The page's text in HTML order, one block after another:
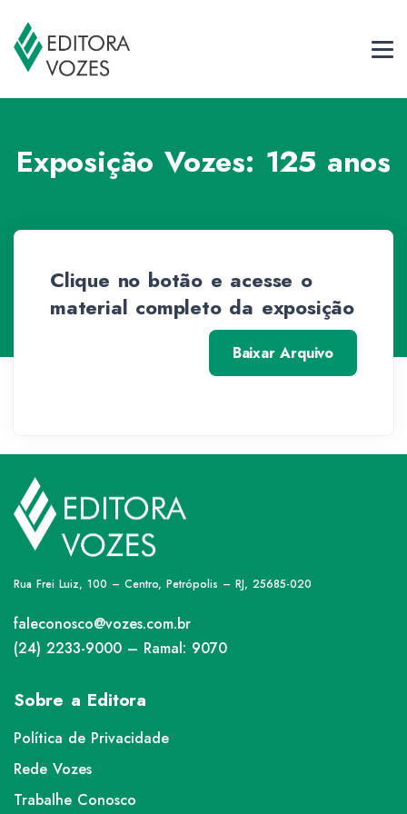
Exposição Vozes: 125 anos
Clique no botão e acesse o
material completo da exposição
Baixar Arquivo
Rua Frei Luiz, 100 – Centro, Petrópolis – RJ, 25685-020
faleconosco@vozes.com.br
(24) 2233-9000 – Ramal: 9070
Sobre a Editora
Política de Privacidade
Rede Vozes
Trabalhe Conosco